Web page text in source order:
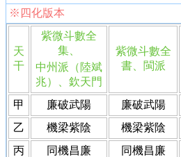
※ 四化版本
天
干
紫微斗數全
集、
中州派 （ 陸斌
兆）
欽天門
紫微斗數全
書、閩派
甲 廉破武陽 廉破武陽
乙
機梁紫陰 機梁紫陰
丙
同機昌廉 同機昌廉